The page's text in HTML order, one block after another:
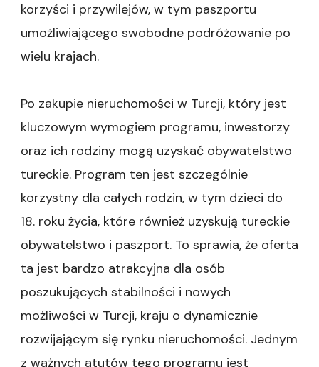
korzyści i przywilejów, w tym paszportu
umożliwiającego swobodne podróżowanie po
wielu krajach.
Po zakupie nieruchomości w Turcji, który jest
kluczowym wymogiem programu, inwestorzy
oraz ich rodziny mogą uzyskać obywatelstwo
tureckie. Program ten jest szczególnie
korzystny dla całych rodzin, w tym dzieci do
18. roku życia, które również uzyskują tureckie
obywatelstwo i paszport. To sprawia, że oferta
ta jest bardzo atrakcyjna dla osób
poszukujących stabilności i nowych
możliwości w Turcji, kraju o dynamicznie
rozwijającym się rynku nieruchomości. Jednym
z ważnych atutów tego programu jest